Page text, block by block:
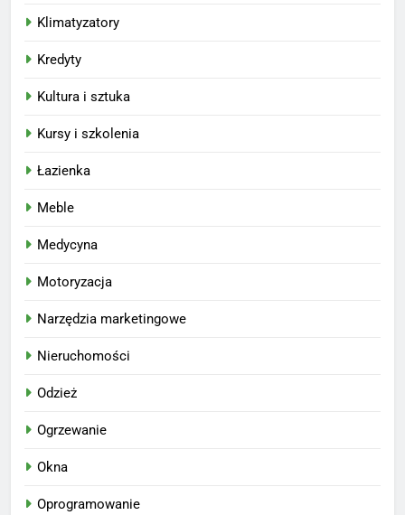
Klimatyzatory
Kredyty
Kultura i sztuka
Kursy i szkolenia
Łazienka
Meble
Medycyna
Motoryzacja
Narzędzia marketingowe
Nieruchomości
Odzież
Ogrzewanie
Okna
Oprogramowanie